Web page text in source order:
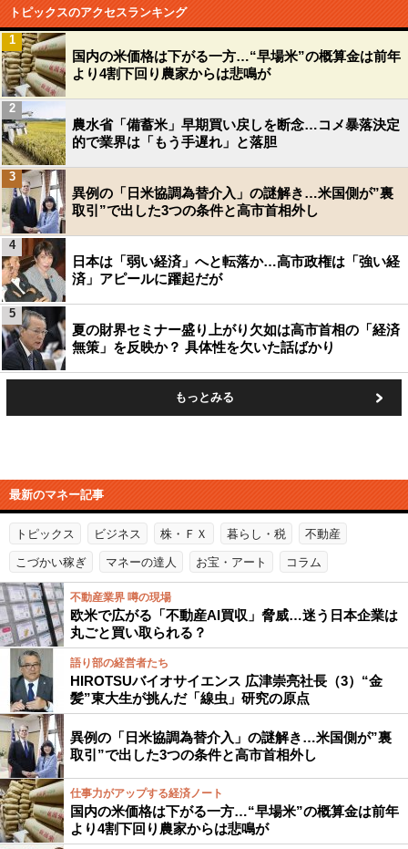
トピックスのアクセスランキング
国内の米価格は下がる一方…“早場米”の概算金は前年
より4割下回り農家からは悲鳴が
1
農水省「備蓄米」早期買い戻しを断念…コメ暴落決定
的で業界は「もう手遅れ」と落胆
2
異例の「日米協調為替介入」の謎解き…米国側が”裏
取引”で出した3つの条件と高市首相外し
3
日本は「弱い経済」へと転落か…高市政権は「強い経
済」アピールに躍起だが
4
夏の財界セミナー盛り上がり欠如は高市首相の「経済
無策」を反映か？ 具体性を欠いた話ばかり
5
もっとみる
最新のマネー記事
トピックス ビジネス 株・ＦＸ 暮らし・税 不動産
こづかい稼ぎ マネーの達人 お宝・アート コラム
不動産業界 噂の現場
欧米で広がる「不動産AI買収」脅威…迷う日本企業は
丸ごと買い取られる？
語り部の経営者たち
HIROTSUバイオサイエンス 広津崇亮社長（3）“金
髪”東大生が挑んだ「線虫」研究の原点
異例の「日米協調為替介入」の謎解き…米国側が”裏
取引”で出した3つの条件と高市首相外し
仕事力がアップする経済ノート
国内の米価格は下がる一方…“早場米”の概算金は前年
より4割下回り農家からは悲鳴が